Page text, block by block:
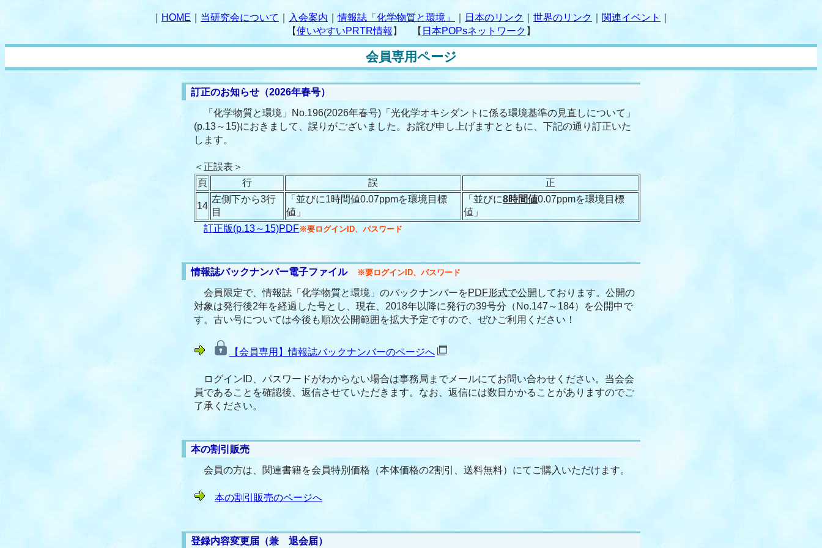
HOME 当研究会について 入会案内 ｜情報誌「化学物質と環境」 日本のリンク 世界のリンク 関連イベント
【使いやすいPRTR情報 】 【 日本POPsネットワーク 】
会員専用ページ
訂正のお知らせ（2026年春号）
「化学物質と環境」No.196(2026年春号)「光化学オキシダントに係る環境基準の見直しについて」
(p.13～15)におきまして、誤りがございました。お詫び申し上げますとともに、下記の通り訂正いた
します。
＜正誤表＞
頁
行 誤 正
14
左側下から3行
目
「並びに1時間値0.07ppmを環境目標
値」
「並びに8時間値0.07ppmを環境目標
値」
訂正版(p.13～15)PDF※要ログインID、パスワード
情報誌バックナンバー電子ファイル ※要ログインID、パスワード
会員限定で、情報誌「化学物質と環境」のバックナンバーをPDF形式で公開 しております。公開の
対象は発行後2年を経過した号とし、現在、2018年以降に発行の39号分（No.147～184）を公開中で
す。古い号については今後も順次公開範囲を拡大予定ですので、ぜひご利用ください！
【会員専用】情報誌バックナンバーのページへ
ログインID、パスワードがわからない場合は事務局までメールにてお問い合わせください。当会会
員であることを確認後、返信させていただきます。なお、返信には数日かかることがありますのでご
了承ください。
本の割引販売
会員の方は、関連書籍を会員特別価格（本体価格の2割引、送料無料）にてご購入いただけます。
本の割引販売のページへ
登録内容変更届（兼 退会届）